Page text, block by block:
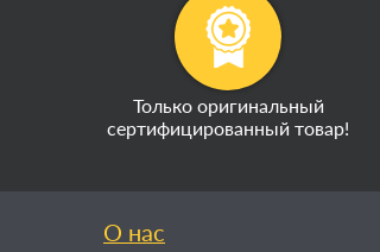
Только оригинальный
сертифицированный товар!
О нас